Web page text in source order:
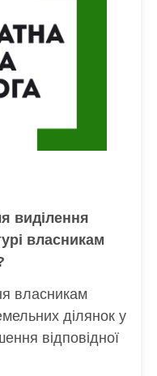
виділення
власникам
власникам
ділянок у
відповідної